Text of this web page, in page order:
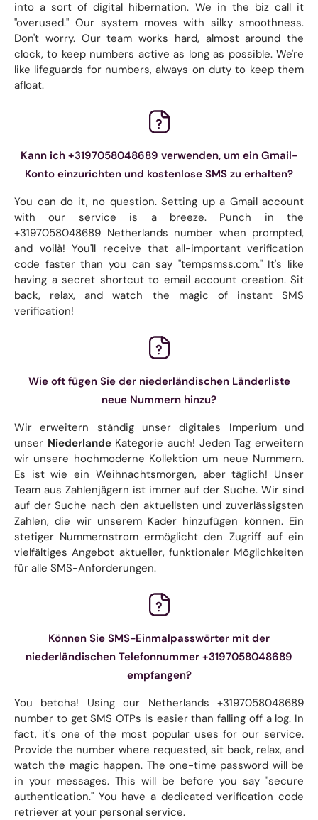
into a sort of digital hibernation. We in the biz call it
"overused." Our system moves with silky smoothness.
Don't worry. Our team works hard, almost around the
clock, to keep numbers active as long as possible. We're
like lifeguards for numbers, always on duty to keep them
afloat.
Kann ich +3197058048689 verwenden, um ein Gmail-
Konto einzurichten und kostenlose SMS zu erhalten?
You can do it, no question. Setting up a Gmail account
with our service is a breeze. Punch in the
+3197058048689 Netherlands number when prompted,
and voilà! You'll receive that all-important verification
code faster than you can say "tempsmss.com." It's like
having a secret shortcut to email account creation. Sit
back, relax, and watch the magic of instant SMS
verification!
Wie oft fügen Sie der niederländischen Länderliste
neue Nummern hinzu?
Wir erweitern ständig unser digitales Imperium und
unser NiederlandeKategorie auch! Jeden Tag erweitern
wir unsere hochmoderne Kollektion um neue Nummern.
Es ist wie ein Weihnachtsmorgen, aber täglich! Unser
Team aus Zahlenjägern ist immer auf der Suche. Wir sind
auf der Suche nach den aktuellsten und zuverlässigsten
Zahlen, die wir unserem Kader hinzufügen können. Ein
stetiger Nummernstrom ermöglicht den Zugriff auf ein
vielfältiges Angebot aktueller, funktionaler Möglichkeiten
für alle SMS-Anforderungen.
Können Sie SMS-Einmalpasswörter mit der
niederländischen Telefonnummer +3197058048689
empfangen?
You betcha! Using our Netherlands +3197058048689
number to get SMS OTPs is easier than falling off a log. In
fact, it's one of the most popular uses for our service.
Provide the number where requested, sit back, relax, and
watch the magic happen. The one-time password will be
in your messages. This will be before you say "secure
authentication." You have a dedicated verification code
retriever at your personal service.